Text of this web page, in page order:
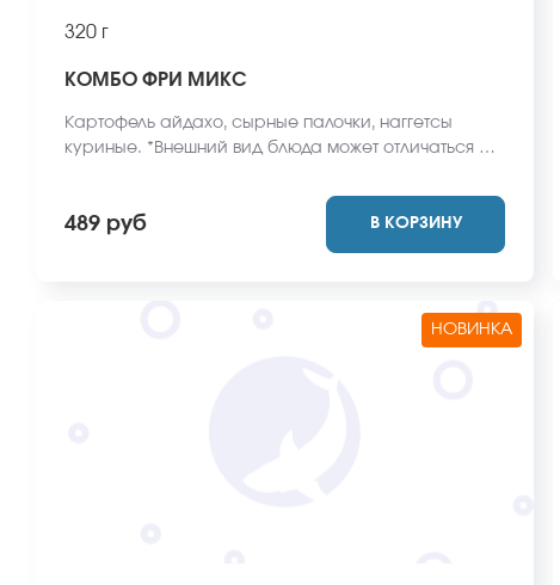
320 г
КОМБО ФРИ МИКС
Картофель айдахо, сырные палочки, наггетсы
куриные. *Внешний вид блюда может отличаться от
489 руб В КОРЗИНУ
НОВИНКА